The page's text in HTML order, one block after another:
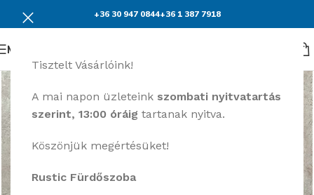
Tisztelt Vásárlóink!
A mai napon üzleteink szombati nyitvatartás
szerint, 13:00 óráig tartanak nyitva.
Köszönjük megértésüket!
Rustic Fürdőszoba
+36 30 947 0844+36 1 387 7918
Menü